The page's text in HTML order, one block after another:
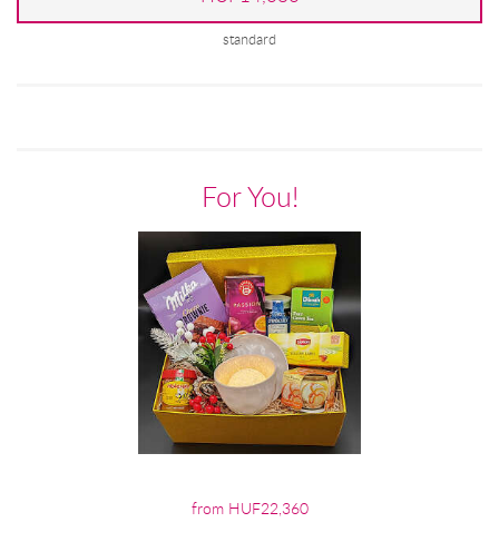
standard
For You!
from HUF22,360